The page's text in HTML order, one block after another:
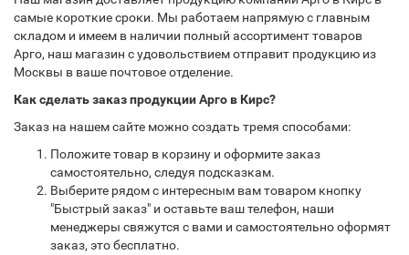
самые короткие сроки. Мы работаем напрямую с главным
складом и имеем в наличии полный ассортимент товаров
Арго, наш магазин с удовольствием отправит продукцию из
Москвы в ваше почтовое отделение.
Как сделать заказ продукции Арго в Кирс?
Заказ на нашем сайте можно создать тремя способами:
Положите товар в корзину и оформите заказ
самостоятельно, следуя подсказкам.
Выберите рядом с интересным вам товаром кнопку
"Быстрый заказ" и оставьте ваш телефон, наши
менеджеры свяжутся с вами и самостоятельно оформят
заказ, это бесплатно.